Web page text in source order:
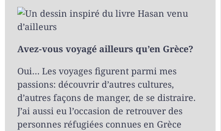
Avez-vous voyagé ailleurs qu’en Grèce?
Oui… Les voyages figurent parmi mes
passions: découvrir d’autres cultures,
d’autres façons de manger, de se distraire.
J’ai aussi eu l’occasion de retrouver des
personnes réfugiées connues en Grèce